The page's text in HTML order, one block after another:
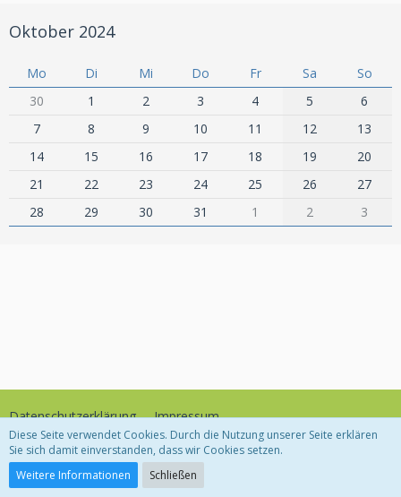
Oktober 2024
Mo Di Mi Do Fr Sa
So
30
1 2 3 4 5
6
7
8 9 10 11 12
13
14
15 16 17 18 19
20
21
22 23 24 25 26
27
28
29 30 31 1 2 3
Datenschutzerklärung Impressum
Community-Software:
Diese Seite verwendet Cookies. Durch die Nutzung unserer Seite erklären
Sie sich damit einverstanden, dass wir Cookies setzen.
Weitere Informationen
Schließen